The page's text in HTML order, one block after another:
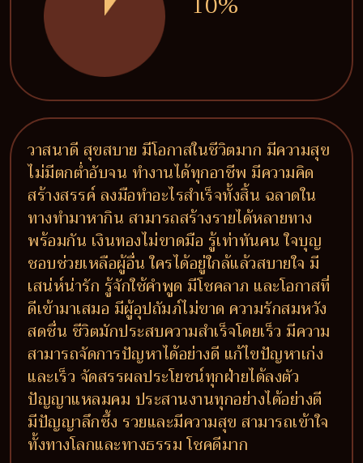
วาสนาดี สุขสบาย มีโอกาสในชีวิตมาก มีความสุข
ไม่มีตกต่ำอับจน ทำงานได้ทุกอาชีพ มีความคิด
สร้างสรรค์ ลงมือทำอะไรสำเร็จทั้งสิ้น ฉลาดใน
ทางทำมาหากิน สามารถสร้างรายได้หลายทาง
พร้อมกัน เงินทองไม่ขาดมือ รู้เท่าทันคน ใจบุญ
ชอบช่วยเหลือผู้อื่น ใครได้อยู่ใกล้แล้วสบายใจ มี
เสน่ห์น่ารัก รู้จักใช้คำพูด มีโชคลาภ และโอกาสที่
ดีเข้ามาเสมอ มีผู้อุปถัมภ์ไม่ขาด ความรักสมหวัง
สดชื่น ชีวิตมักประสบความสำเร็จโดยเร็ว มีความ
สามารถจัดการปัญหาได้อย่างดี แก้ไขปัญหาเก่ง
และเร็ว จัดสรรผลประโยชน์ทุกฝ่ายได้ลงตัว
ปัญญาแหลมคม ประสานงานทุกอย่างได้อย่างดี
มีปัญญาลึกซึ้ง รวยและมีความสุข สามารถเข้าใจ
ทั้งทางโลกและทางธรรม โชคดีมาก